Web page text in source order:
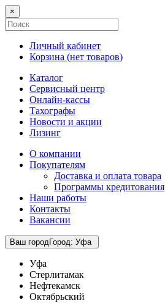
×
Личный кабинет
Корзина (нет товаров)
Каталог
Сервисный центр
Онлайн-кассы
Тахографы
Новости и акции
Лизинг
О компании
Покупателям
Доставка и оплата товара
Программы кредитования
Наши работы
Контакты
Вакансии
Ваш городГород: Уфа
Уфа
Стерлитамак
Нефтекамск
Октябрьский